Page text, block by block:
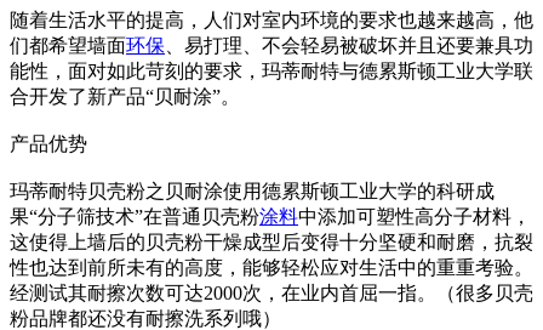
随着生活水平的提高，人们对室内环境的要求也越来越高，他
们都希望墙面环保 、易打理、不会轻易被破坏并且还要兼具功
能性，面对如此苛刻的要求，玛蒂耐特与德累斯顿工业大学联
合开发了新产品“贝耐涂”。
产品优势
玛蒂耐特贝壳粉之贝耐涂使用德累斯顿工业大学的科研成
果“分子筛技术”在普通贝壳粉涂料中添加可塑性高分子材料，
这使得上墙后的贝壳粉干燥成型后变得十分坚硬和耐磨，抗裂
性也达到前所未有的高度，能够轻松应对生活中的重重考验。
经测试其耐擦次数可达2000次，在业内首屈一指。（很多贝壳
粉品牌都还没有耐擦洗系列哦）